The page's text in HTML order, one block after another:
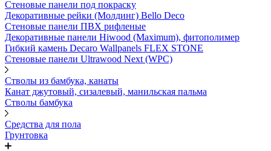
Стеновые панели под покраску
Декоративные рейки (Молдинг) Bello Deco
Стеновые панели ПВХ рифленыe
Декоративные панели Hiwood (Maximum), фитополимер
Гибкий камень Decaro Wallpanels FLEX STONE
Стеновые панели Ultrawood Next (WPC)
Стволы из бамбука, канаты
Канат джутовый, сизалевый, манильская пальма
Стволы бамбука
Средства для пола
Грунтовка